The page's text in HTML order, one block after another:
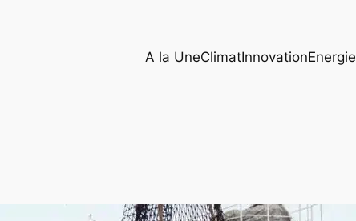
A la UneClimatInnovationEnergie